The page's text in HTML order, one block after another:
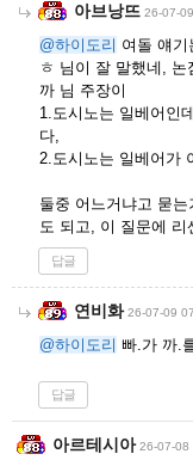
아브낭뜨 26-07-
@하이도리 여돌 얘기
ㅎ 님이 잘 말했네,
까 님 주장이
1.도시노는 일베어인
다,
2.도시노는 일베어가
둘중 어느거냐고 묻
도 되고, 이 질문에 리
답글
연비화 26-07-09
@하이도리 빠.가 까.
답글
아르테시아 26-07-08